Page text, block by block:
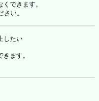
できます。
い。
したい
ます。